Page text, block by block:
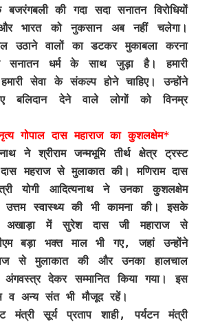
की गदा सदा सनातन विरोधियों
भारत को नुकसान अब नहीं चलेगा।
उठाने वालों का डटकर मुकाबला करना
सनातन धर्म के साथ जुड़ा है। हमारी
सेवा के संकल्प होने चाहिए। उन्होंने
बलिदान देने वाले लोगों को विनम्र
गोपाल दास महाराज का कुशलक्षेम*
ने श्रीराम जन्मभूमि तीर्थ क्षेत्र ट्रस्ट
महराज से मुलाकात की। मणिराम दास
योगी आदित्यनाथ ने उनका कुशलक्षेम
स्वास्थ्य की भी कामना की। इसके
अखाड़ा में सुरेश दास जी महाराज से
बड़ा भक्त माल भी गए, जहां उन्होंने
से मुलाकात की और उनका हालचाल
देकर सम्मानित किया गया। इस
व अन्य संत भी मौजूद रहें।
सूर्य प्रताप शाही, पर्यटन मंत्री